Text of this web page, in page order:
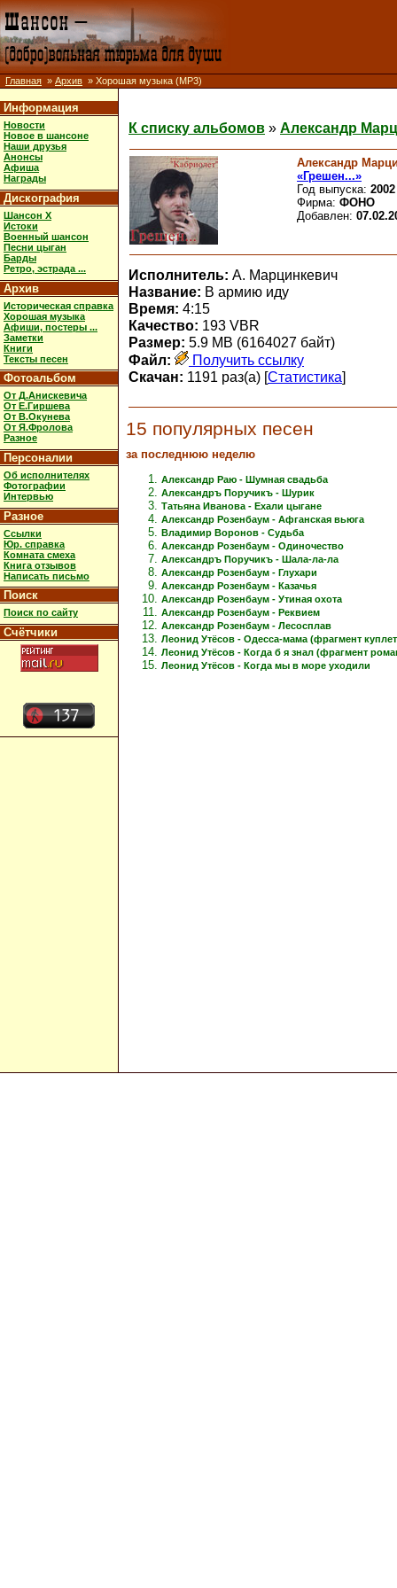
Главная » Архив » Хорошая музыка (MP3)
Информация
Новости
Новое в шансоне
Наши друзья
Анонсы
Афиша
Награды
Дискография
Шансон X
Истоки
Военный шансон
Песни цыган
Барды
Ретро, эстрада ...
Архив
Историческая справка
Хорошая музыка
Афиши, постеры ...
Заметки
Книги
Тексты песен
Фотоальбом
От Д.Анискевича
От Е.Гиршева
От В.Окунева
От Я.Фролова
Разное
Персоналии
Об исполнителях
Фотографии
Интервью
Разное
Ссылки
Юр. справка
Комната смеха
Книга отзывов
Написать письмо
Поиск
Поиск по сайту
Счётчики
К списку альбомов » Александр
Александр
«Грешен...»
Год выпуска: 2002
Фирма: ФОНО
Добавлен:
Исполнитель: А. Марцинкевич
Название: В армию иду
Время: 4:15
Качество: 193 VBR
Размер: 5.9 MB (6164027 байт)
Файл:
Получить ссылку
Скачан: 1191 раз(а) [Статистика]
15 популярных песен
за последнюю неделю
Александр Раю - Шумная свадьба
Александръ Поручикъ - Шурик
Татьяна Иванова - Ехали цыгане
Александр Розенбаум - Афганская вьюга
Владимир Воронов - Судьба
Александр Розенбаум - Одиночество
Александръ Поручикъ - Шала-ла-ла
Александр Розенбаум - Глухари
Александр Розенбаум - Казачья
Александр Розенбаум - Утиная охота
Александр Розенбаум - Реквием
Александр Розенбаум - Лесосплав
Леонид Утёсов - Одесса-мама (фрагмент
Леонид Утёсов - Когда б я знал (фрагмент
Леонид Утёсов - Когда мы в море уходили